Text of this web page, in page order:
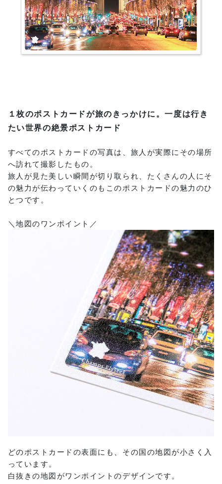
１枚のポストカードが旅のきっかけに。一度は行き
たい世界の絶景ポストカード
すべてのポストカードの写真は、旅人が実際にその場所
へ訪れて撮影したもの。
旅人が見た美しい瞬間が切り取られ、たくさんの人にそ
の魅力が伝わっていくのもこのポストカードの魅力のひ
とつです。
＼地図のワンポイント／
どのポストカードの表面にも、その国の地図が小さく入
っています。
白抜きの地図がワンポイントのデザインです。